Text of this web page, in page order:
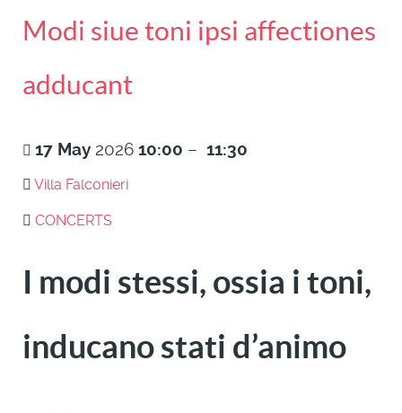
Modi siue toni ipsi affectiones
adducant
17 May 2026 10:00 – 11:30
Villa Falconieri
CONCERTS
I modi stessi, ossia i toni,
inducano stati d’animo